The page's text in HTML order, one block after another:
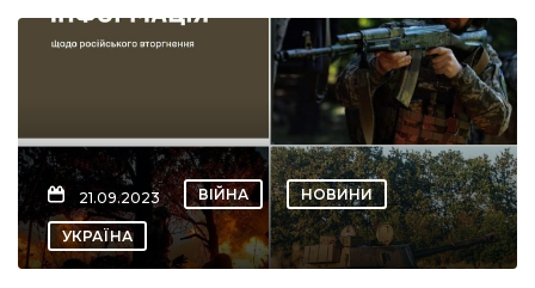
евакуації
новини
21.09.2023 ВІЙНА НОВИНИ
УКРАЇНА